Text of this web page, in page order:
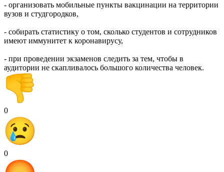
- организовать мобильные пункты вакцинации на территории
вузов и студгородков,
- собирать статистику о том, сколько студентов и сотрудников
имеют иммунитет к коронавирусу,
- при проведении экзаменов следить за тем, чтобы в
аудитории не скапливалось большого количества человек.
0
0